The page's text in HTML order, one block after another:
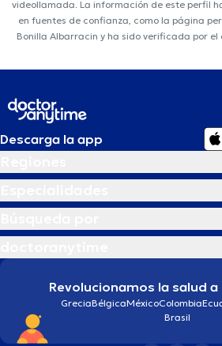
videollamada. La información de este perfil
en fuentes de confianza, como la página
Bonilla Albarracin y ha sido verificada por
Descarga la app
Revolucionamos la salud
GreciaBélgicaMéxicoColombia
Brasil